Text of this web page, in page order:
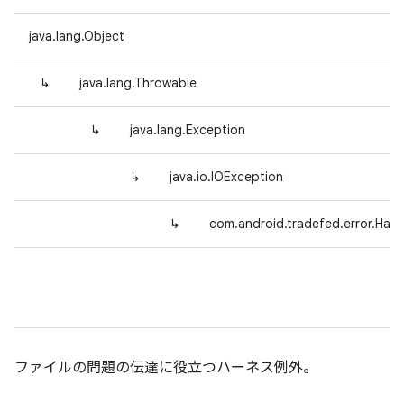
java.lang.Object
↳ java.lang.Throwable
↳ java.lang.Exception
↳ java.io.IOException
↳
ファイルの問題の伝達に役立つハーネス例外。